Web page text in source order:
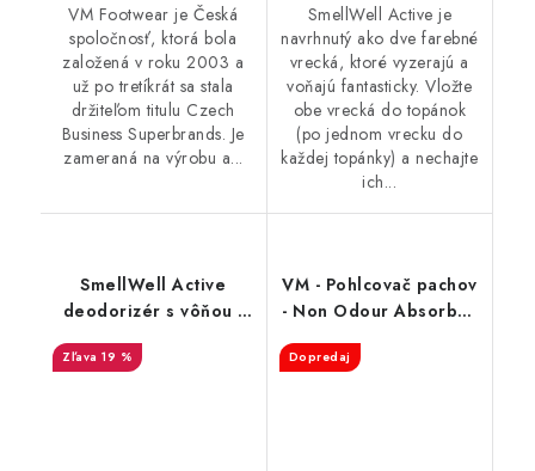
VM Footwear je Česká
spoločnosť, ktorá bola
založená v roku 2003 a
už po tretíkrát sa stala
držiteľom titulu Czech
Business Superbrands. Je
zameraná na výrobu a...
SmellWell Active je
navrhnutý ako dve farebné
vrecká, ktoré vyzerajú a
voňajú fantasticky. Vložte
obe vrecká do topánok
(po jednom vrecku do
každej topánky) a nechajte
ich...
SmellWell Active
deodorizér s vôňou -
19 %
VM - Pohlcovač pachov
- Non Odour Absorber
Dopredaj